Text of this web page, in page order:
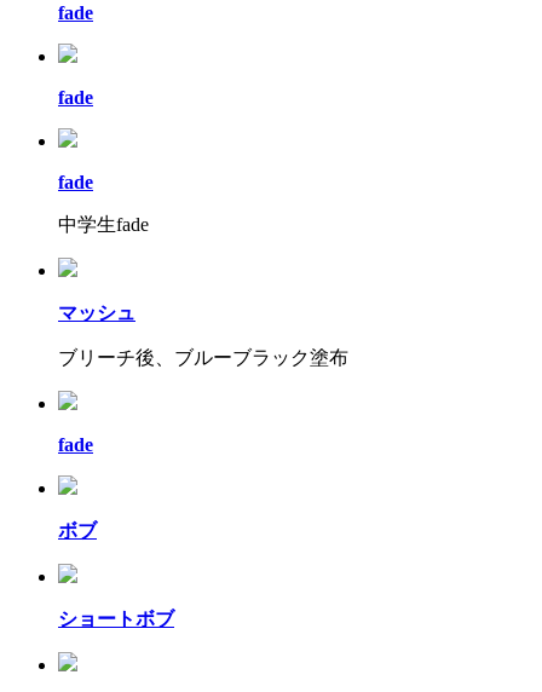
fade
fade
fade
中学生fade
マッシュ
ブリーチ後、ブルーブラック塗布
fade
ボブ
ショートボブ